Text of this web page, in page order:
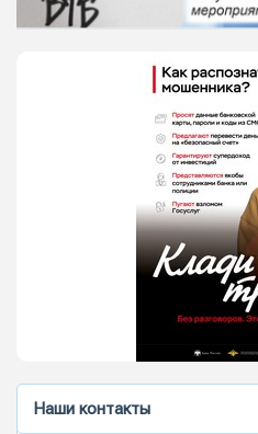
Наши контакты